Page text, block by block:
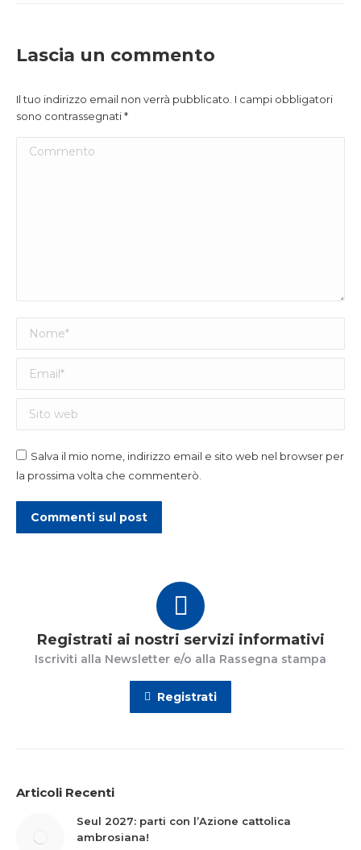
Lascia un commento
Il tuo indirizzo email non verrà pubblicato. I campi obbligatori
sono contrassegnati*
Commento
Nome *
Email *
Sito web
Salva il mio nome, indirizzo email e sito web nel browser per
la prossima volta che commenterò.
Commenti sul post
Registrati ai nostri servizi informativi
Iscriviti alla Newsletter e/o alla Rassegna stampa
Registrati
Articoli Recenti
Seul 2027: parti con l’Azione cattolica
ambrosiana!